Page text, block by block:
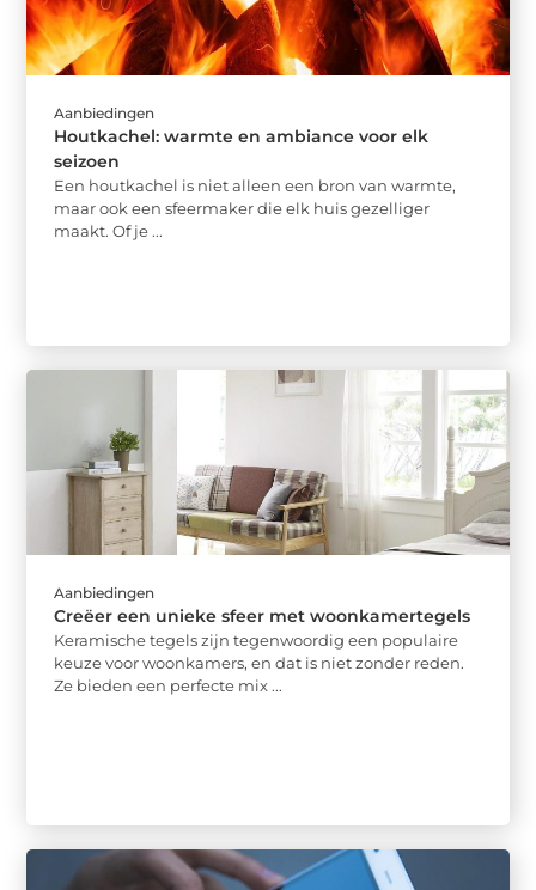
Aanbiedingen
Houtkachel: warmte en ambiance voor elk
seizoen
Een houtkachel is niet alleen een bron van warmte,
maar ook een sfeermaker die elk huis gezelliger
maakt. Of je ...
Aanbiedingen
Creëer een unieke sfeer met woonkamertegels
Keramische tegels zijn tegenwoordig een populaire
keuze voor woonkamers, en dat is niet zonder reden.
Ze bieden een perfecte mix ...